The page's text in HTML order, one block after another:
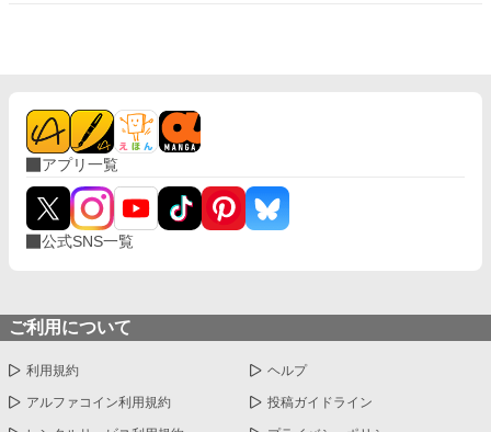
アプリ一覧
公式SNS一覧
ご利用について
利用規約 ヘルプ
アルファコイン利用規約 投稿ガイドライン